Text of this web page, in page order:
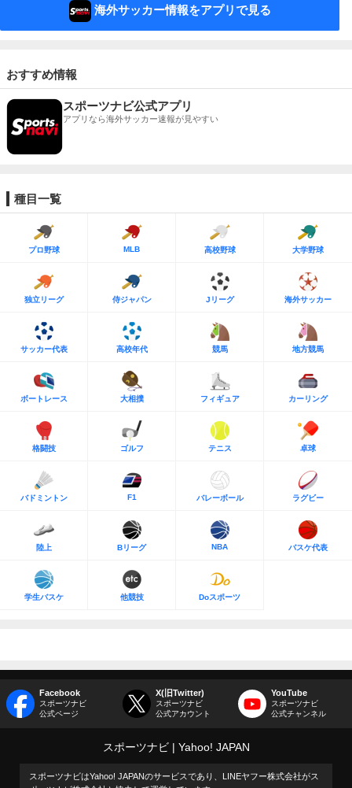
海外サッカー情報をアプリで見る
おすすめ情報
スポーツナビ公式アプリ
アプリなら海外サッカー速報が見やすい
種目一覧
プロ野球 MLB 高校野球 大学野球
独立リーグ 侍ジャパン Jリーグ 海外サッカー
サッカー代表 高校年代 競馬 地方競馬
ボートレース 大相撲 フィギュア カーリング
格闘技 ゴルフ テニス 卓球
バドミントン F1 バレーボール ラグビー
陸上 Bリーグ NBA バスケ代表
学生バスケ 他競技 Doスポーツ
Facebook
スポーツナビ
公式ページ
X(旧Twitter)
スポーツナビ
公式アカウント
YouTube
スポーツナビ
公式チャンネル
スポーツナビ Yahoo! JAPAN
スポーツナビはYahoo! JAPANのサービスであり、LINEヤフー株式会社がス